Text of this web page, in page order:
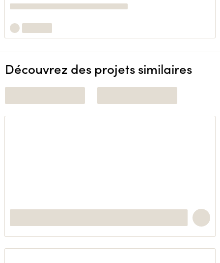
Découvrez des projets similaires